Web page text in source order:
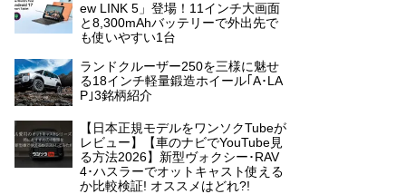
ew LINK 5」登場！11インチ大画面
と8,300mAhバッテリーで外出先で
も使いやすい1台
ランドクルーザー250を三様に魅せ
る18インチ軽量鍛造ホイール｢A･LA
P｣3銘柄紹介
【日本正規モデルをワンソクTubeが
レビュー】【車のナビでYouTube見
る方法2026】新型ヴォクシー･RAV
4･ハスラーでオットキャスト使える
か比較検証! オススメはどれ?!